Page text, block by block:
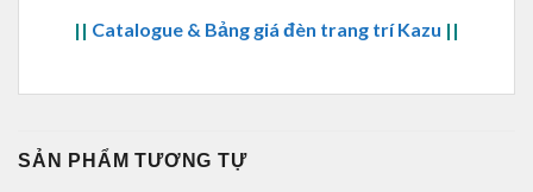
|| Catalogue & Bảng giá đèn trang trí Kazu ||
SẢN PHẨM TƯƠNG TỰ